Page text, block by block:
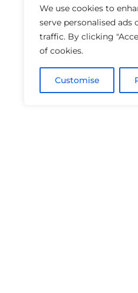
We use cookies to
serve personalised ads
traffic. By clicking
of cookies.
Customise